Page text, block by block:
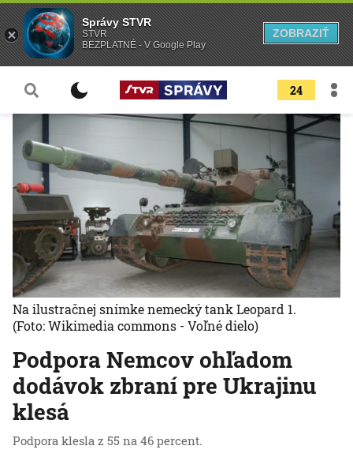
24
Podpora Nemcov ohľadom
dodávok zbraní pre Ukrajinu
klesá
Podpora klesla z 55 na 46 percent.
Na ilustračnej snímke nemecký tank Leopard 1.
(Foto: Wikimedia commons - Voľné dielo)
Správy STVR
STVR
BEZPLATNÉ - V Google Play
ZOBRAZIŤ